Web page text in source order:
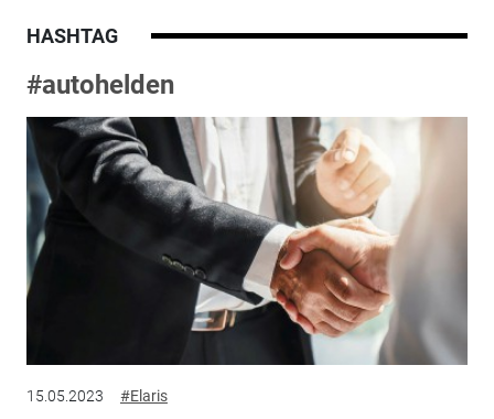
HASHTAG
#autohelden
15.05.2023 #Elaris